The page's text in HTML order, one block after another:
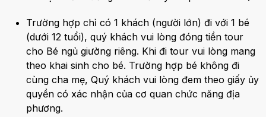
Trường hợp chỉ có 1 khách (người lớn) đi với 1 bé
(dưới 12 tuổi), quý khách vui lòng đóng tiền tour
cho Bé ngủ giường riêng. Khi đi tour vui lòng mang
theo khai sinh cho bé. Trường hợp bé không đi
cùng cha mẹ, Quý khách vui lòng đem theo giấy ủy
quyền có xác nhận của cơ quan chức năng địa
phương.